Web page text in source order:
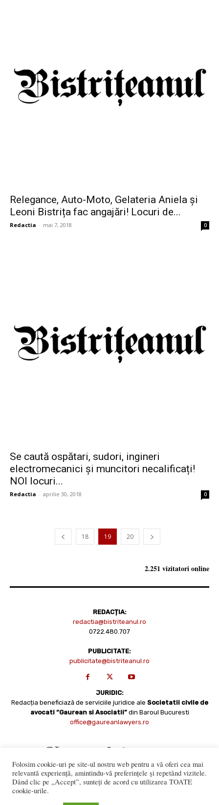
Relegance, Auto-Moto, Gelateria Aniela și
Leoni Bistrița fac angajări! Locuri de...
Redactia - mai 7, 2018 0
Se caută ospătari, sudori, ingineri
electromecanici și muncitori necalificați!
NOI locuri...
Redactia - aprilie 30, 2018 0
18 19 20
2.251 vizitatori online
REDACȚIA:
redactia@bistriteanul.ro
0722.480.707
PUBLICITATE:
publicitate@bistriteanul.ro
JURIDIC:
Redacția beneficiază de serviciile juridice ale Societatii civile de
avocati “Gaurean si Asociatii” din Baroul Bucuresti
office@gaureanlawyers.ro
Folosim cookie-uri pe site-ul nostru web pentru a vă oferi cea mai
relevantă experiență, amintindu-vă preferințele și repetând vizitele.
Dând clic pe „Accept”, sunteți de acord cu utilizarea TOATE
cookie-urile.